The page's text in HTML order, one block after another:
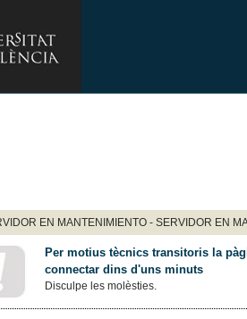
EN MANTENIMIENTO - SERVIDOR EN
Per motius tècnics transitoris la
connectar dins d'uns minuts
Disculpe les molèsties.